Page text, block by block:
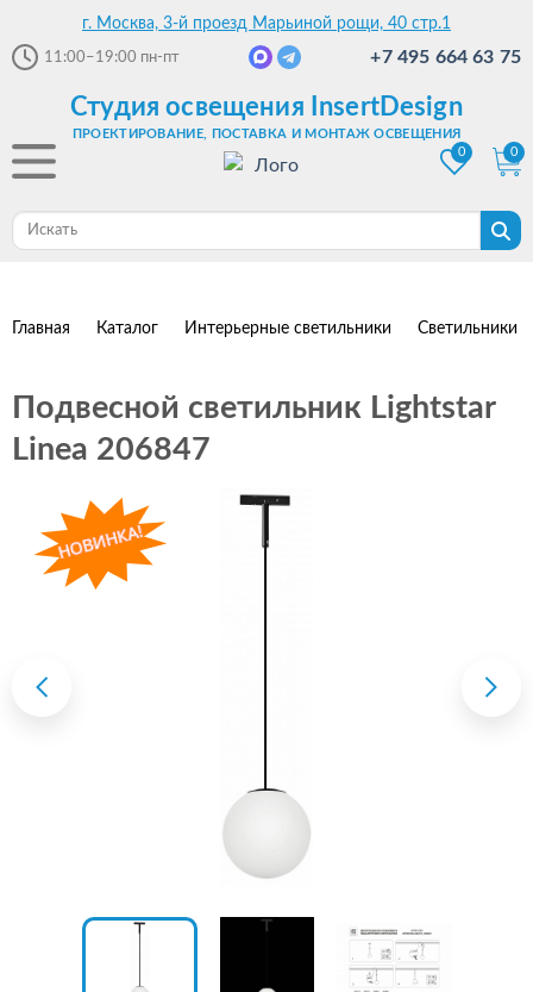
г. Москва, 3-й проезд Марьиной рощи, 40 стр.1
11:00–19:00 пн-пт +7 495 664 63 75
Студия освещения InsertDesign
ПРОЕКТИРОВАНИЕ, ПОСТАВКА И МОНТАЖ ОСВЕЩЕНИЯ
0
0
Главная Каталог Интерьерные светильники Светильники
Подвесной светильник Lightstar
Linea 206847